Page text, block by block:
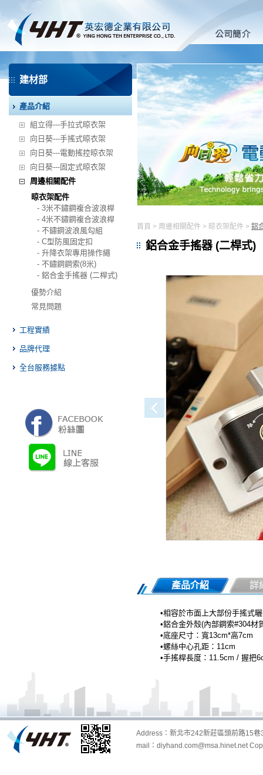
建材部
產品介紹
組立得---手拉式晾衣架
向日葵---手搖式晾衣架
向日葵---電動搖控晾衣架
向日葵---固定式晾衣架
周邊相關配件
晾衣架配件
- 3米不鏽鋼複合波浪桿
- 4米不鏽鋼複合波浪桿
- 不鏽鋼波浪風勾組
- C型防風固定扣
- 升降衣架專用操作繩
- 不鏽鋼鋼索(8米)
- 鋁合金手搖器 (二桿式)
優勢介紹
常見問題
工程實績
品牌代理
全台服務據點
首頁 > 周邊相關配件 > 晾衣架配件 > 鋁
鋁合金手搖器 (二桿式)
產品介紹 詳
•相容於市面上大部份手搖式
•鋁合金外殼(內部鋼索#304材
•底座尺寸：寬13cm*高7cm
•螺絲中心孔距：11cm
•手搖桿長度 ： 11.5cm / 握把
Address：新北市242新莊區頭前路
mail：diyhand.com@msa.hinet.net